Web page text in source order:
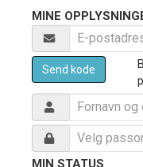
MINE
Send kode
MIN STATUS